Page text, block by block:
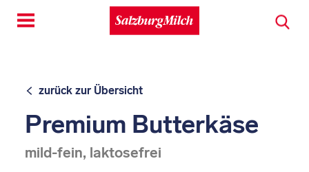
Toggle
navigation
zurück zur Übersicht
Premium Butterkäse
mild-fein, laktosefrei